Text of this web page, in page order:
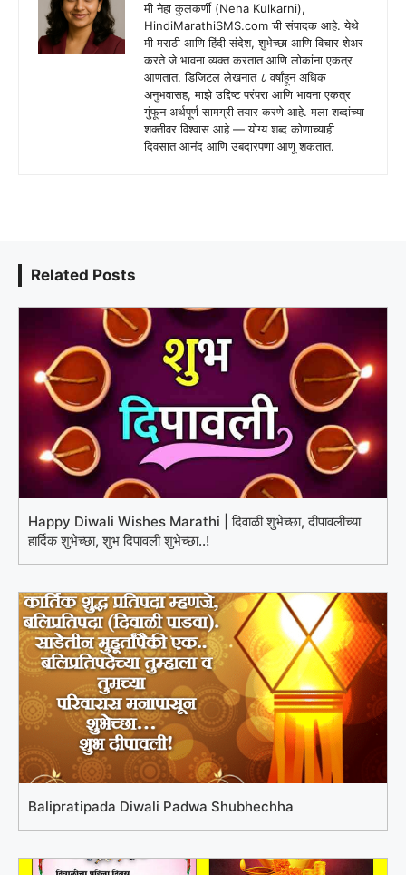
मी नेहा कुलकर्णी (Neha Kulkarni),
HindiMarathiSMS.com ची संपादक आहे. येथे
मी मराठी आणि हिंदी संदेश, शुभेच्छा आणि विचार शेअर
करते जे भावना व्यक्त करतात आणि लोकांना एकत्र
आणतात. डिजिटल लेखनात ८ वर्षांहून अधिक
अनुभवासह, माझे उद्दिष्ट परंपरा आणि भावना एकत्र
गुंफून अर्थपूर्ण सामग्री तयार करणे आहे. मला शब्दांच्या
शक्तीवर विश्वास आहे — योग्य शब्द कोणाच्याही
दिवसात आनंद आणि उबदारपणा आणू शकतात.
Related Posts
Happy Diwali Wishes Marathi | दिवाळी शुभेच्छा, दीपावलीच्या
हार्दिक शुभेच्छा, शुभ दिपावली शुभेच्छा..!
Balipratipada Diwali Padwa Shubhechha